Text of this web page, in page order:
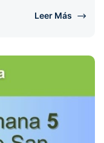
Leer Más